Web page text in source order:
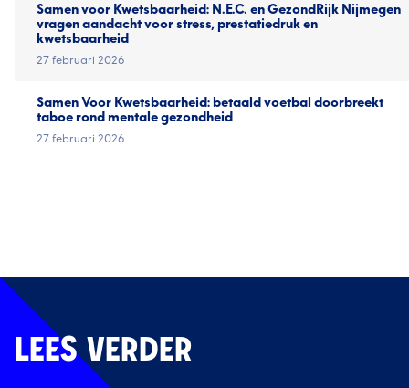
Samen voor Kwetsbaarheid: N.E.C. en GezondRijk Nijmegen
vragen aandacht voor stress, prestatiedruk en
kwetsbaarheid
27 februari 2026
Samen Voor Kwetsbaarheid: betaald voetbal doorbreekt
taboe rond mentale gezondheid
27 februari 2026
LEES VERDER